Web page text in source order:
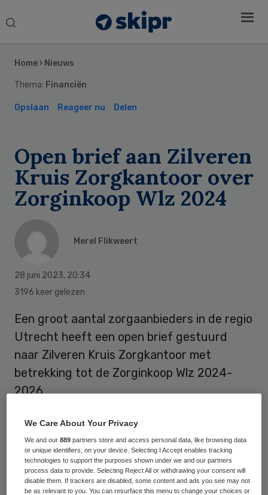
Search
Home › Nieuws
Thema: Financiën
Opslaan Reageer nu Delen
Open brief aan Zilveren
Kruis Zorgkantoor over
Zorginkoop Wlz 2024
Merel Flikweert
28 juni 2023, 20:34
3196 keer gelezen
Een groot aantal zorgaanbieders in de regio
Utrecht heeft een open brief gestuurd
naar Zilveren Kruis Zorgkantoor met
betrekking tot de Zorginkoop Wlz 2024-
2026.
De reden voor de brief zijn de ‘grote
zorgen’ onder de aanbieders. Zij roepen
Zilveren Kruis Zorgkantoor op om een
formele brief te sturen naar de minister van
Sidebar
We Care About Your Privacy
We and our889 partners store and access personal data, like browsing data
or unique identifiers, on your device. Selecting I Accept enables tracking
technologies to support the purposes shown under we and our partners
process data to provide. Selecting Reject All or withdrawing your consent will
disable them. If trackers are disabled, some content and ads you see may not
be as relevant to you. You can resurface this menu to change your choices or